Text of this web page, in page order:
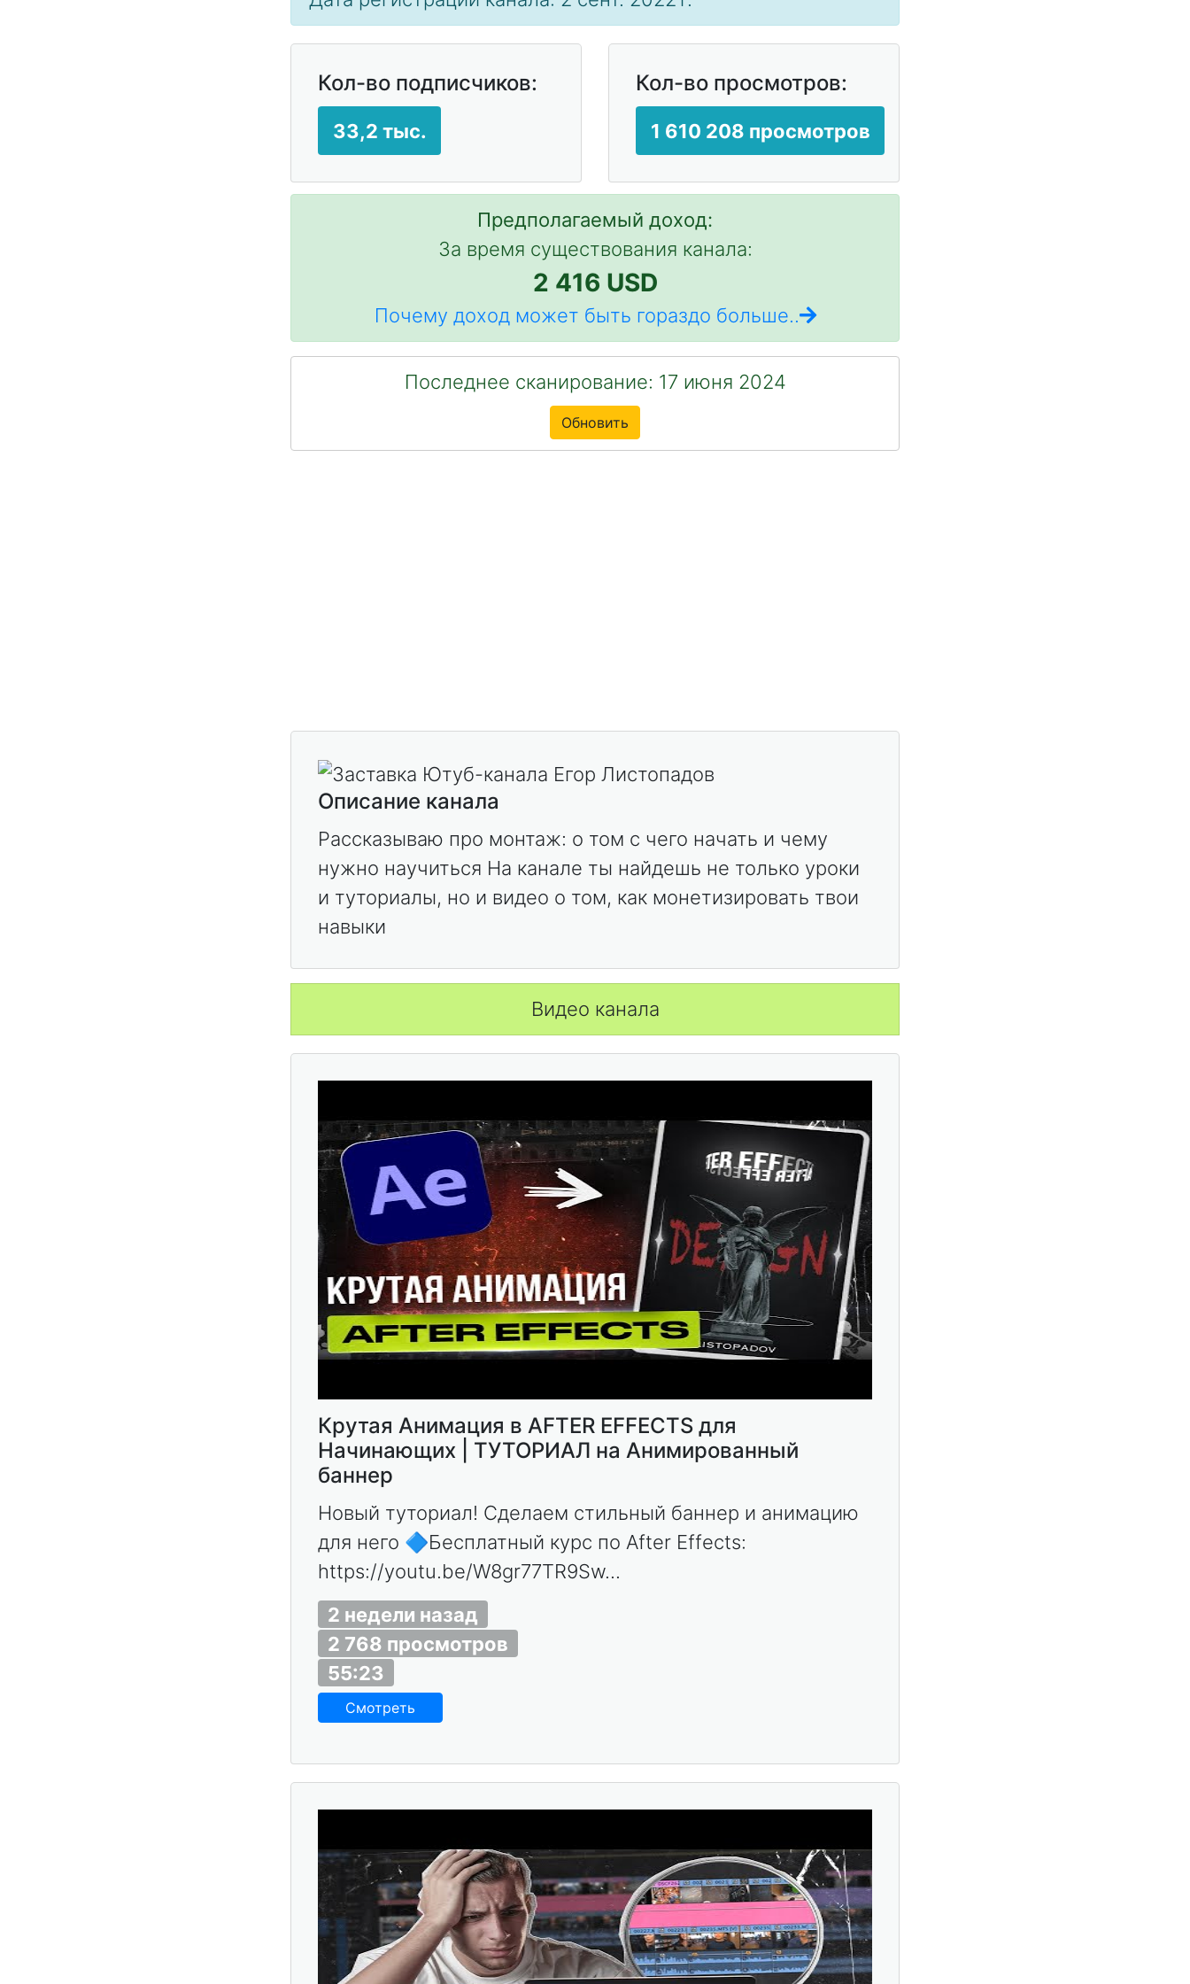
Кол-во подписчиков:
33,2 тыс.
Кол-во просмотров:
1 610 208 просмотров
Предполагаемый доход:
За время существования канала:
2 416 USD
Почему доход может быть гораздо больше..
Последнее сканирование: 17 июня 2024
Обновить
Описание канала
Рассказываю про монтаж: о том с чего начать и чему
нужно научиться На канале ты найдешь не только уроки
и туториалы, но и видео о том, как монетизировать твои
навыки
Видео канала
Крутая Анимация в AFTER EFFECTS для
Начинающих | ТУТОРИАЛ на Анимированный
баннер
Новый туториал! Сделаем стильный баннер и анимацию
для него 🔷Бесплатный курс по After Effects:
https://youtu.be/W8gr77TR9Sw...
2 недели назад
2 768 просмотров
55:23
Смотреть